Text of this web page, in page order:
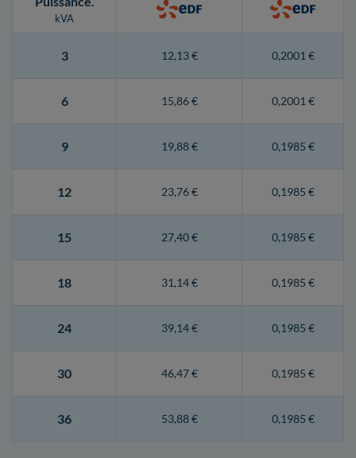
kVA
3 12,13 € 0,2001 €
6 15,86 € 0,2001 €
9 19,88 € 0,1985 €
12 23,76 € 0,1985 €
15 27,40 € 0,1985 €
18 31,14 € 0,1985 €
24 39,14 € 0,1985 €
30 46,47 € 0,1985 €
36 53,88 € 0,1985 €